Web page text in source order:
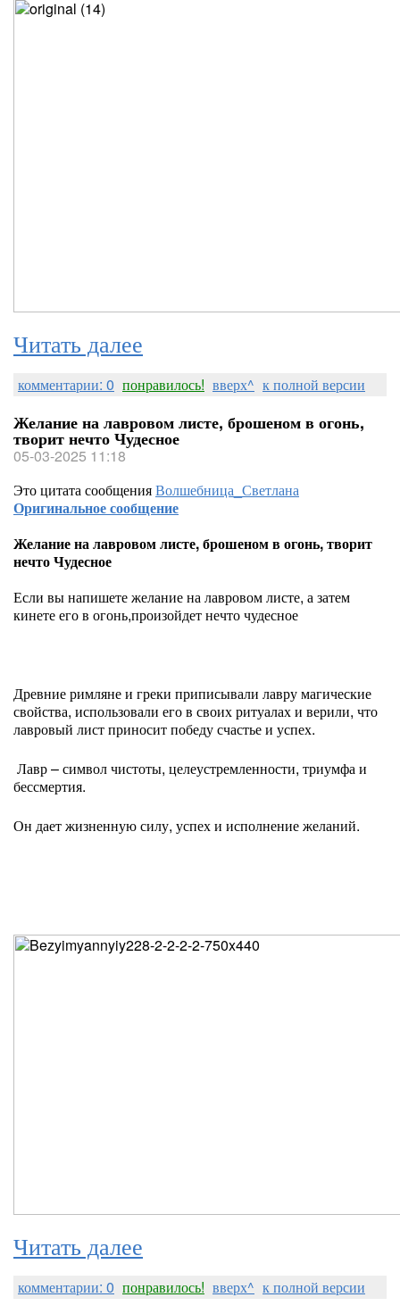
Читать далее
комментарии: 0 понравилось! вверх^ к полной версии
Желание на лавровом листе, брошеном в огонь,
творит нечто Чудесное
05-03-2025 11:18
Это цитата сообщенияВолшебница_Светлана
Оригинальное сообщение
Желание на лавровом листе, брошеном в огонь, творит
нечто Чудесное
Если вы напишете желание на лавровом листе, а затем
кинете его в огонь,произойдет нечто чудесное
Древние римляне и греки приписывали лавру магические
свойства, использовали его в своих ритуалах и верили, что
лавровый лист приносит победу счастье и успех.
Лавр – символ чистоты, целеустремленности, триумфа и
бессмертия.
Он дает жизненную силу, успех и исполнение желаний.
Читать далее
комментарии: 0 понравилось! вверх^ к полной версии